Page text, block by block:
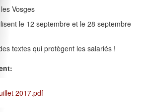
Vosges
le 12 septembre et le 28 septembre
textes qui protègent les salariés !
2017.pdf